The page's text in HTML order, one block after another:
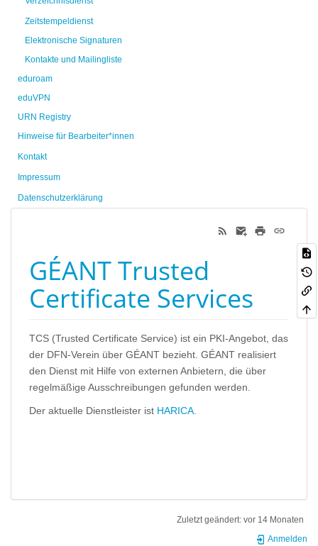
Zeitstempeldienst
Elektronische Signaturen
Kontakte und Mailingliste
eduroam
eduVPN
URN Registry
Hinweise für Bearbeiter*innen
Kontakt
Impressum
Datenschutzerklärung
GÉANT Trusted
Certificate Services
TCS (Trusted Certificate Service) ist ein PKI-Angebot, das
der DFN-Verein über GÉANT bezieht. GÉANT realisiert
den Dienst mit Hilfe von externen Anbietern, die über
regelmäßige Ausschreibungen gefunden werden.
Der aktuelle Dienstleister ist HARICA
Zuletzt geändert: vor 14 Monaten
Anmelden